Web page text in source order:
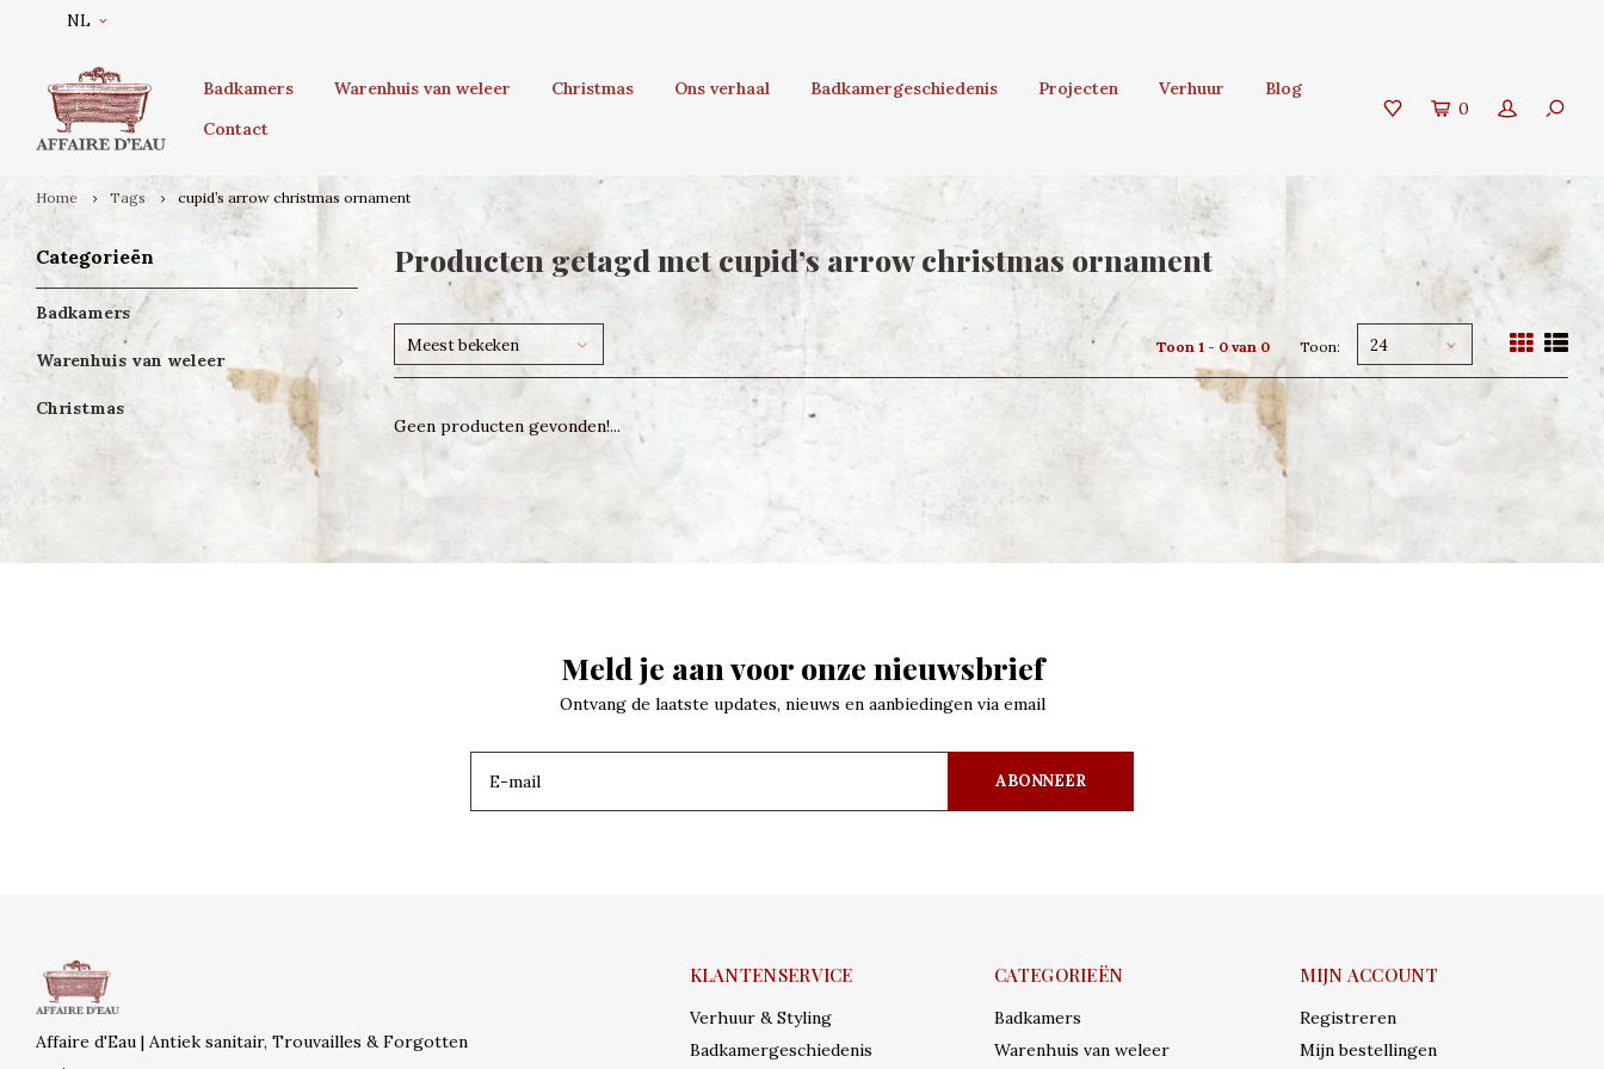
NL
Badkamers Warenhuis van weleer Christmas Ons verhaal Badkamergeschiedenis Projecten Verhuur
Blog
Contact
0
Home Tags cupid’s arrow christmas ornament
Categorieën
Badkamers
Warenhuis van weleer
Christmas
Producten getagd met cupid’s arrow christmas ornament
Meest bekeken Toon 1 - 0 van 0 Toon: 24
Geen producten gevonden!...
Meld je aan voor onze nieuwsbrief
Ontvang de laatste updates, nieuws en aanbiedingen via email
ABONNEER
Affaire d'Eau | Antiek sanitair, Trouvailles & Forgotten
KLANTENSERVICE
Verhuur & Styling
Badkamergeschiedenis
CATEGORIEËN
Badkamers
Warenhuis van weleer
MIJN ACCOUNT
Registreren
Mijn bestellingen